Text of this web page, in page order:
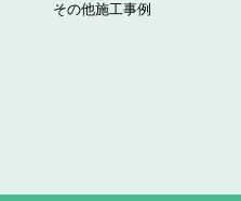
その他施工事例